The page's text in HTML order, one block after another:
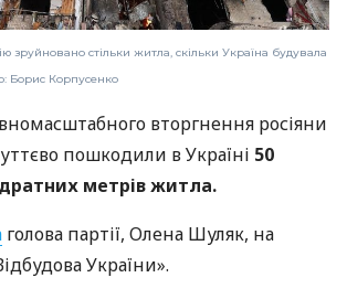
зруйновано стільки житла, скільки Україна будувала
Борис Корпусенко
вторгнення росіяни
пошкодили в Україні 50
метрів житла.
голова партії, Олена Шуляк, на
України».